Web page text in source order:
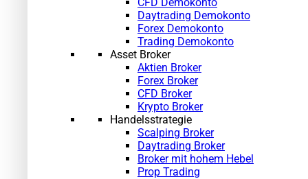
Daytrading Demokonto
Forex Demokonto
Trading Demokonto
Asset Broker
Aktien Broker
Forex Broker
CFD Broker
Krypto Broker
Handelsstrategie
Scalping Broker
Daytrading Broker
Broker mit hohem Hebel
Prop Trading